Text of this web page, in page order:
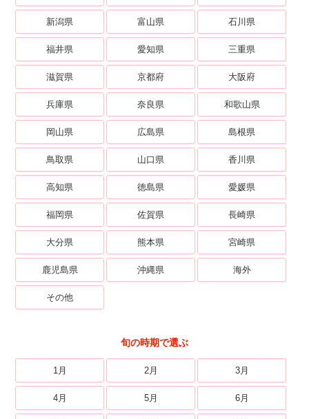
新潟県 富山県 石川県
福井県 愛知県 三重県
滋賀県 京都府 大阪府
兵庫県 奈良県 和歌山県
岡山県 広島県 島根県
鳥取県 山口県 香川県
高知県 徳島県 愛媛県
福岡県 佐賀県 長崎県
大分県 熊本県 宮崎県
鹿児島県 沖縄県 海外
その他
旬の時期で選ぶ
1月 2月 3月
4月 5月 6月